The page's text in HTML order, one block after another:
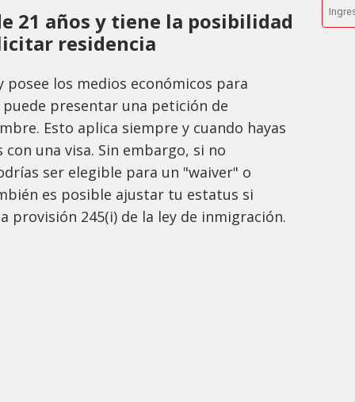
21 años y tiene la posibilidad
residencia
posee los medios económicos para
presentar una petición de
Esto aplica siempre y cuando hayas
una visa. Sin embargo, si no
ser elegible para un "waiver" o
es posible ajustar tu estatus si
provisión 245(i) de la ley de inmigración.